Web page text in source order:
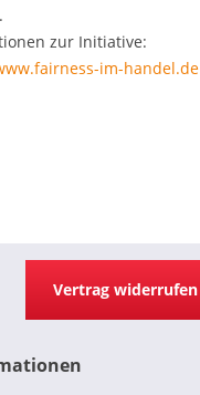
zur Initiative:
im-handel.de
Vertrag widerrufen